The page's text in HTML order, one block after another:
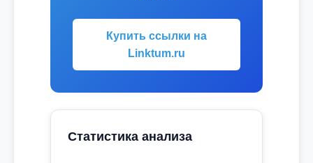
Купить ссылки на
Linktum.ru
Статистика анализа